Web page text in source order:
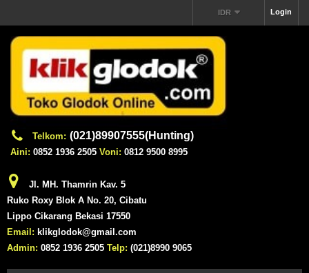
Login
IDR
Telkom: (021)89907555(Hunting)
Aini: 0852 1936 2505 Voni: 0812 9500 8995
Jl. MH. Thamrin Kav. 5
Ruko Roxy Blok A No. 20, Cibatu
Lippo Cikarang Bekasi 17550
Email: klikglodok@gmail.com
Admin: 0852 1936 2505 Telp: (021)8990 9065